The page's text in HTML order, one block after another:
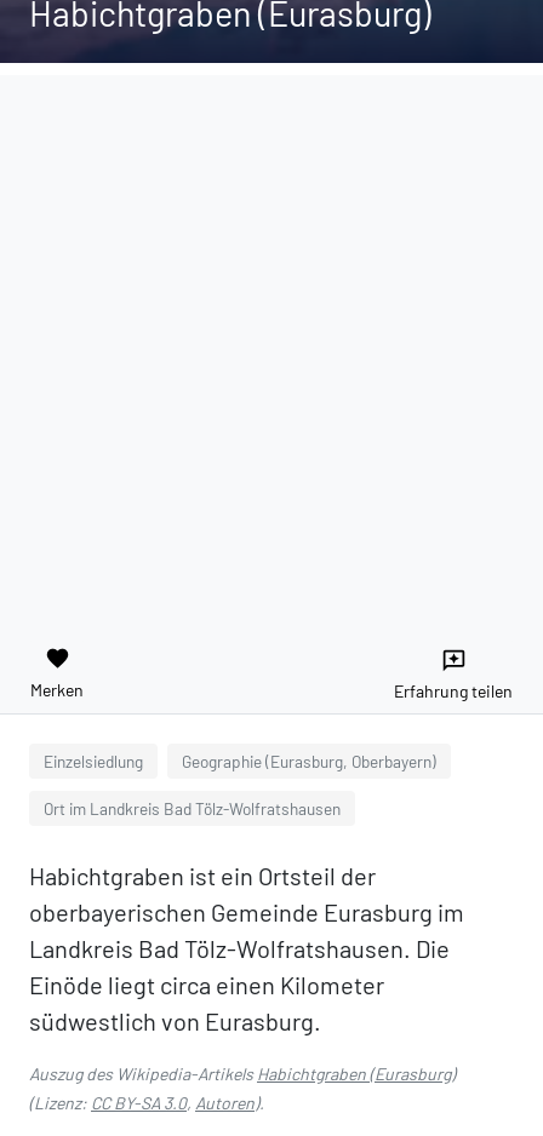
Habichtgraben (Eurasburg)
favorite
Merken
reviews
Erfahrung teilen
Einzelsiedlung Geographie (Eurasburg, Oberbayern)
Ort im Landkreis Bad Tölz-Wolfratshausen
Habichtgraben ist ein Ortsteil der
oberbayerischen Gemeinde Eurasburg im
Landkreis Bad Tölz-Wolfratshausen. Die
Einöde liegt circa einen Kilometer
südwestlich von Eurasburg.
Auszug des Wikipedia-ArtikelsHabichtgraben (Eurasburg)
(Lizenz: CC BY-SA 3.0, Autoren).